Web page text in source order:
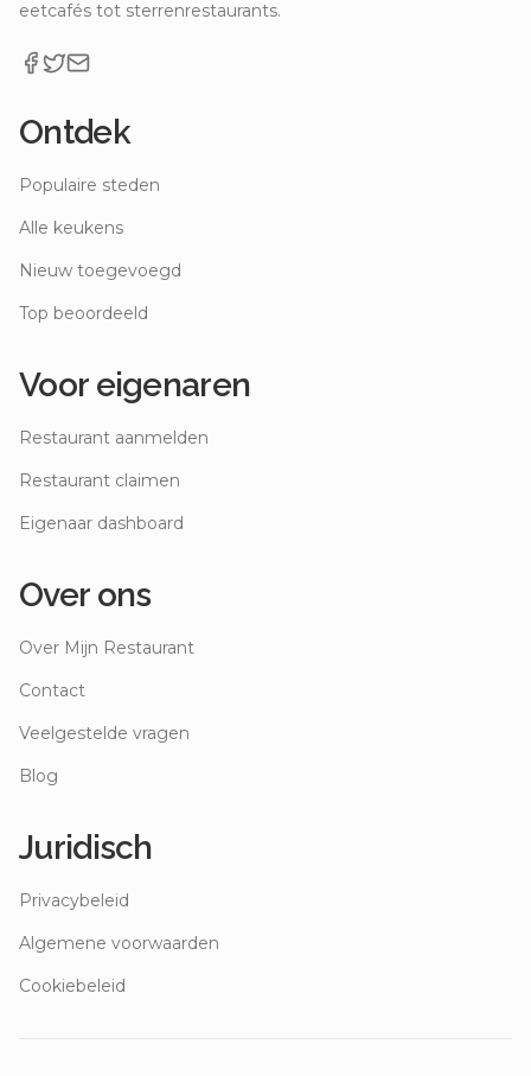
eetcafés tot sterrenrestaurants.
Ontdek
Populaire steden
Alle keukens
Nieuw toegevoegd
Top beoordeeld
Voor eigenaren
Restaurant aanmelden
Restaurant claimen
Eigenaar dashboard
Over ons
Over Mijn Restaurant
Contact
Veelgestelde vragen
Blog
Juridisch
Privacybeleid
Algemene voorwaarden
Cookiebeleid